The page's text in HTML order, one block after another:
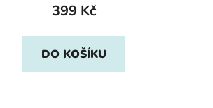
399 Kč
DO KOŠÍKU